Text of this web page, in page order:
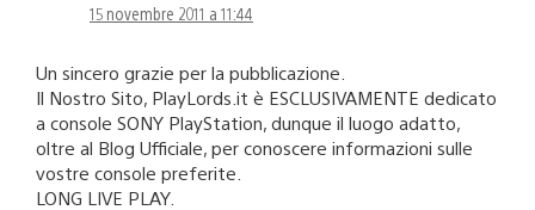
15 novembre 2011 a 11:44
Un sincero grazie per la pubblicazione.
Il Nostro Sito, PlayLords.it è ESCLUSIVAMENTE dedicato
a console SONY PlayStation, dunque il luogo adatto,
oltre al Blog Ufficiale, per conoscere informazioni sulle
vostre console preferite.
LONG LIVE PLAY.